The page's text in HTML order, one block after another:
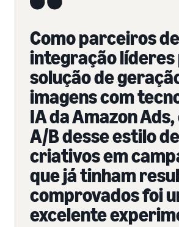
Como parceiros de
integração líderes
solução de
imagens com
IA da Amazon
A/B desse estilo de
criativos em
que já tinham
comprovados foi
excelente